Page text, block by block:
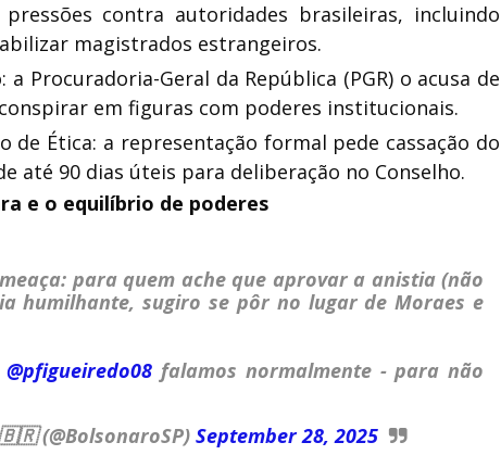
contra autoridades brasileiras, incluindo
magistrados estrangeiros.
a Procuradoria-Geral da República (PGR) o acusa de
em figuras com poderes institucionais.
de Ética: a representação formal pede cassação do
até 90 dias úteis para deliberação no Conselho.
e o equilíbrio de poderes
para quem ache que aprovar a anistia (não
humilhante, sugiro se pôr no lugar de Moraes e
@pfigueiredo08 falamos normalmente - para não
(@BolsonaroSP) September 28, 2025